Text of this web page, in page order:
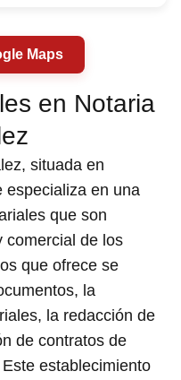
Maps
en Notaria
situada en
especializa en una
que son
comercial de los
que ofrece se
la
la redacción de
de contratos de
establecimiento